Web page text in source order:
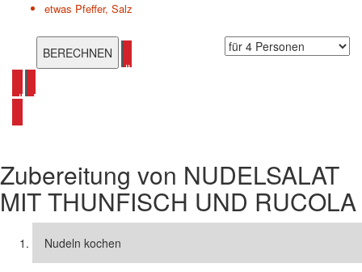
etwas Pfeffer, Salz
alle Salat Rezepte ansehen
alle Nudelsalat Rezepte ansehen
Zubereitung von NUDELSALAT
MIT THUNFISCH UND RUCOLA
Nudeln kochen